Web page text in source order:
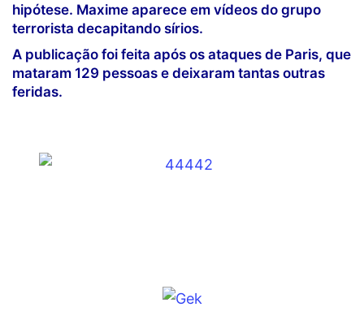
hipótese. Maxime aparece em vídeos do grupo
terrorista decapitando sírios.
A publicação foi feita após os ataques de Paris, que
mataram 129 pessoas e deixaram tantas outras
feridas.